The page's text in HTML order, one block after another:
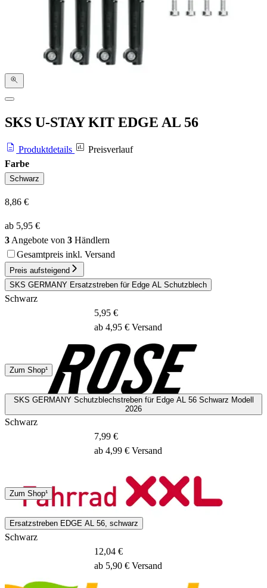
SKS U-STAY KIT EDGE AL 56
Produktdetails
Preisverlauf
Farbe
Schwarz
8,86 €
ab 5,95 €
3 Angebote von 3 Händlern
Gesamtpreis inkl. Versand
Preis aufsteigend
SKS GERMANY Ersatzstreben für Edge AL Schutzblech
Schwarz
DHL
5,95 €
ab 4,95 € Versand
Zum Shop¹
SKS GERMANY Schutzblechstreben für Edge AL 56 Schwarz Modell
2026
Schwarz
DHL
3 - 5 Tage
7,99 €
ab 4,99 € Versand
Zum Shop¹
Ersatzstreben EDGE AL 56, schwarz
Schwarz
12,04 €
ab 5,90 € Versand